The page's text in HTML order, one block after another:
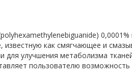
известную как смягчающее и
улучшения метаболизма
пользователю